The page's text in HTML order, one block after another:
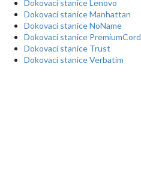
Dokovací stanice Lenovo
Dokovací stanice Manhattan
Dokovací stanice NoName
Dokovací stanice PremiumCord
Dokovací stanice Trust
Dokovací stanice Verbatim